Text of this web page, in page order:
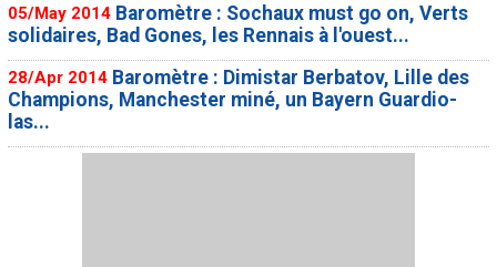
05/May 2014 Baromètre : Sochaux must go on, Verts
solidaires, Bad Gones, les Rennais à l'ouest...
28/Apr 2014 Baromètre : Dimistar Berbatov, Lille des
Champions, Manchester miné, un Bayern Guardio-
las...
Recrutement Maxifoot
Mentions légales
site web Maxifoot.fr